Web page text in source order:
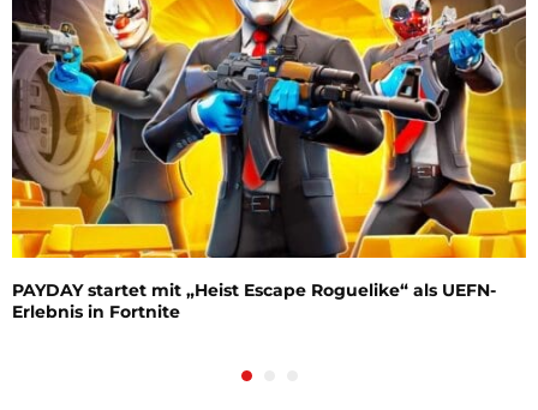
PAYDAY startet mit „Heist Escape Roguelike“ als UEFN-
Erlebnis in Fortnite